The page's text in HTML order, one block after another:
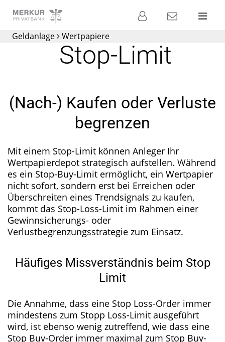
Privatbank für
Geldanlage Wertpapiere
Stop-Limit
(Nach-) Kaufen oder Verluste
begrenzen
Mit einem Stop-Limit können Anleger Ihr
Wertpapierdepot strategisch aufstellen. Während
es ein Stop-Buy-Limit ermöglicht, ein Wertpapier
nicht sofort, sondern erst bei Erreichen oder
Überschreiten eines Trendsignals zu kaufen,
kommt das Stop-Loss-Limit im Rahmen einer
Gewinnsicherungs- oder
Verlustbegrenzungsstrategie zum Einsatz.
Häufiges Missverständnis beim Stop
Limit
Die Annahme, dass eine Stop Loss-Order immer
mindestens zum Stopp Loss-Limit ausgeführt
wird, ist ebenso wenig zutreffend, wie dass eine
Stop Buy-Order immer maximal zum Stop Buy-